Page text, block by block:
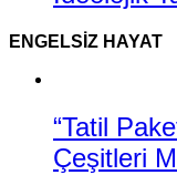
ENGELSIZ HAYAT
“Tatil
Çeşitleri